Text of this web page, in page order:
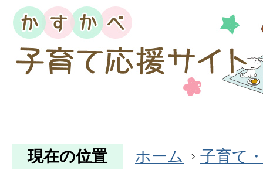
現在の位置 ホーム 子育て